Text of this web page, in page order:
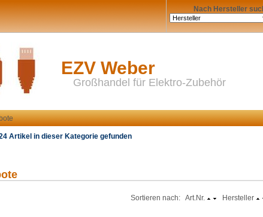
Nach Hersteller
EZV Weber
Großhandel für Elektro-Zubehör
Artikel in dieser Kategorie gefunden
Sortieren nach: Art.Nr. Hersteller